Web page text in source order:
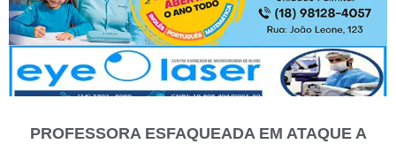
PROFESSORA ESFAQUEADA EM ATAQUE A